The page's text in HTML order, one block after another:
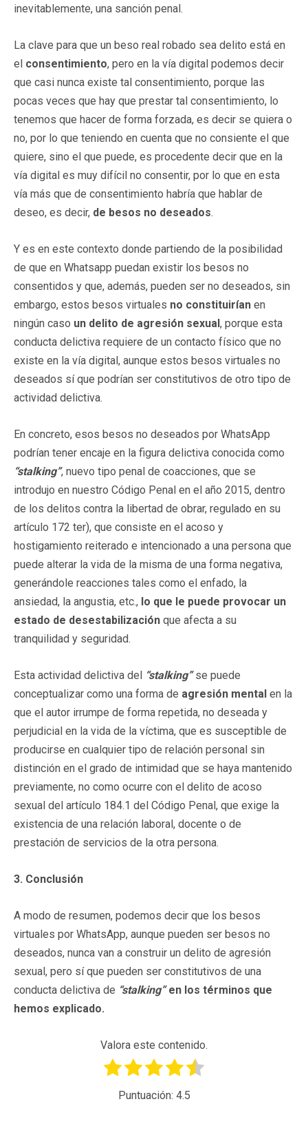
inevitablemente, una sanción penal.
La clave para que un beso real robado sea delito está en
el consentimiento, pero en la vía digital podemos decir
que casi nunca existe tal consentimiento, porque las
pocas veces que hay que prestar tal consentimiento, lo
tenemos que hacer de forma forzada, es decir se quiera o
no, por lo que teniendo en cuenta que no consiente el que
quiere, sino el que puede, es procedente decir que en la
vía digital es muy difícil no consentir, por lo que en esta
vía más que de consentimiento habría que hablar de
deseo, es decir, de besos no deseados.
Y es en este contexto donde partiendo de la posibilidad
de que en Whatsapp puedan existir los besos no
consentidos y que, además, pueden ser no deseados, sin
embargo, estos besos virtuales no constituirían en
ningún caso un delito de agresión sexual, porque esta
conducta delictiva requiere de un contacto físico que no
existe en la vía digital, aunque estos besos virtuales no
deseados sí que podrían ser constitutivos de otro tipo de
actividad delictiva.
En concreto, esos besos no deseados por WhatsApp
podrían tener encaje en la figura delictiva conocida como
“stalking”, nuevo tipo penal de coacciones, que se
introdujo en nuestro Código Penal en el año 2015, dentro
de los delitos contra la libertad de obrar, regulado en su
artículo 172 ter), que consiste en el acoso y
hostigamiento reiterado e intencionado a una persona que
puede alterar la vida de la misma de una forma negativa,
generándole reacciones tales como el enfado, la
ansiedad, la angustia, etc., lo que le puede provocar un
estado de desestabilización que afecta a su
tranquilidad y seguridad.
Esta actividad delictiva del “stalking”se puede
conceptualizar como una forma de agresión mental en la
que el autor irrumpe de forma repetida, no deseada y
perjudicial en la vida de la víctima, que es susceptible de
producirse en cualquier tipo de relación personal sin
distinción en el grado de intimidad que se haya mantenido
previamente, no como ocurre con el delito de acoso
sexual del artículo 184.1 del Código Penal, que exige la
existencia de una relación laboral, docente o de
prestación de servicios de la otra persona.
3. Conclusión
A modo de resumen, podemos decir que los besos
virtuales por WhatsApp, aunque pueden ser besos no
deseados, nunca van a construir un delito de agresión
sexual, pero sí que pueden ser constitutivos de una
conducta delictiva de “stalking”en los términos que
hemos explicado.
Valora este contenido.
Puntuación: 4.5